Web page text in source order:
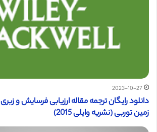
2023-10-27
دانلود رایگان ترجمه مقاله ارزیابی فرسایش و
زمین توربی (نشریه وایلی 2015)